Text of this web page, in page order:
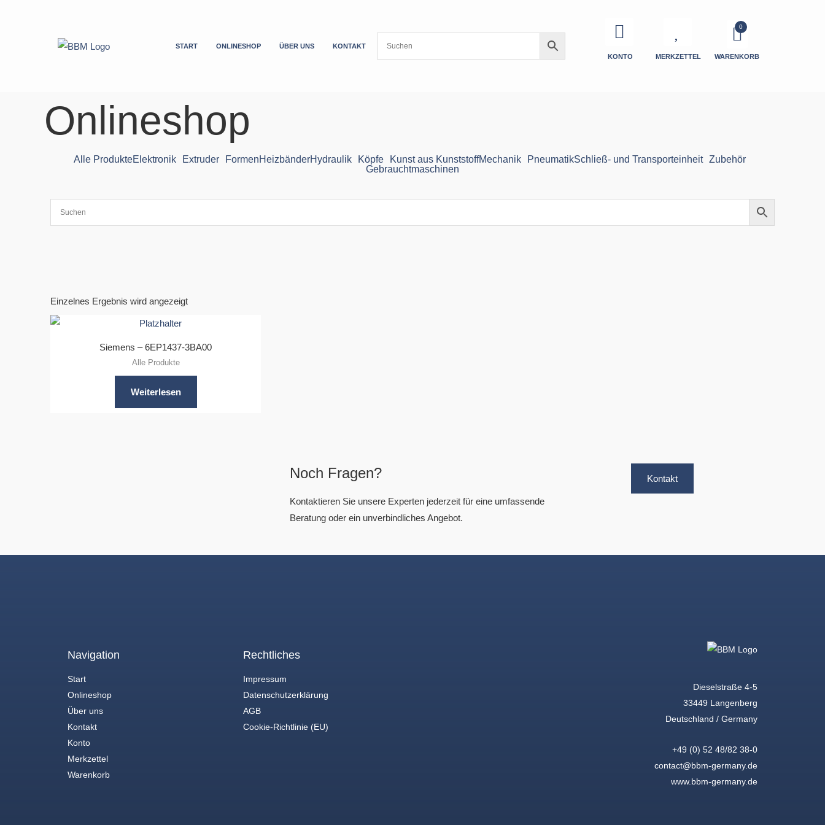
START ONLINESHOP ÜBER UNS
KONTAKT
KONTO
MERKZETTEL WARENKORB
Onlineshop
Alle ProdukteElektronik Extruder FormenHeizbänderHydraulik Köpfe Kunst aus KunststoffMechanik PneumatikSchließ- und Transporteinheit
Zubehör
Gebrauchtmaschinen
Einzelnes Ergebnis wird angezeigt
Siemens – 6EP1437-3BA00
Alle Produkte
Weiterlesen
Noch Fragen?
Kontaktieren Sie unsere Experten jederzeit für eine umfassende
Beratung oder ein unverbindliches Angebot.
Kontakt
Navigation
Start
Onlineshop
Über uns
Kontakt
Konto
Merkzettel
Warenkorb
Rechtliches
Impressum
Datenschutzerklärung
AGB
Cookie-Richtlinie (EU)
Dieselstraße 4-5
33449 Langenberg
Deutschland / Germany
+49 (0) 52 48/82 38-0
contact@bbm-germany.de
www.bbm-germany.de